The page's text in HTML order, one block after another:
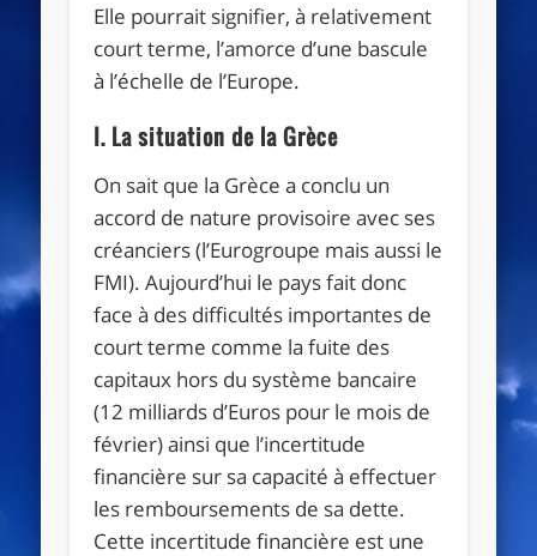
Elle pourrait signifier, à relativement
court terme, l’amorce d’une bascule
à l’échelle de l’Europe.
I. La situation de la Grèce
On sait que la Grèce a conclu un
accord de nature provisoire avec ses
créanciers (l’Eurogroupe mais aussi le
FMI). Aujourd’hui le pays fait donc
face à des difficultés importantes de
court terme comme la fuite des
capitaux hors du système bancaire
(12 milliards d’Euros pour le mois de
février) ainsi que l’incertitude
financière sur sa capacité à effectuer
les remboursements de sa dette.
Cette incertitude financière est une